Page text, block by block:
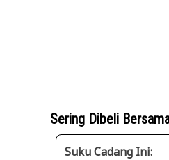
Sering Dibeli
Suku Cadang Ini: